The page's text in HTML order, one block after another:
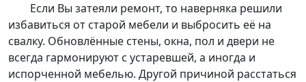
Если Вы затеяли ремонт, то наверняка решили
избавиться от старой мебели и выбросить её на
свалку. Обновлённые стены, окна, пол и двери не
всегда гармонируют с устаревшей, а иногда и
испорченной мебелью. Другой причиной расстаться